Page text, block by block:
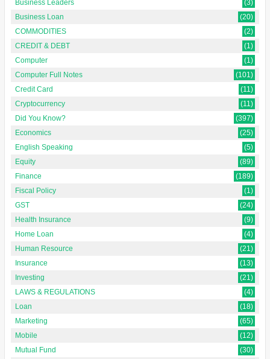
Business Leaders
(3)
Business Loan
(20)
COMMODITIES
(2)
CREDIT & DEBT
(1)
Computer
(1)
Computer Full Notes
(101)
Credit Card
(11)
Cryptocurrency
(11)
Did You Know?
(397)
Economics
(25)
English Speaking
(5)
Equity
(89)
Finance
(189)
Fiscal Policy
(1)
GST
(24)
Health Insurance
(9)
Home Loan
(4)
Human Resource
(21)
Insurance
(13)
Investing
(21)
LAWS & REGULATIONS
(4)
Loan
(18)
Marketing
(65)
Mobile
(12)
Mutual Fund
(30)